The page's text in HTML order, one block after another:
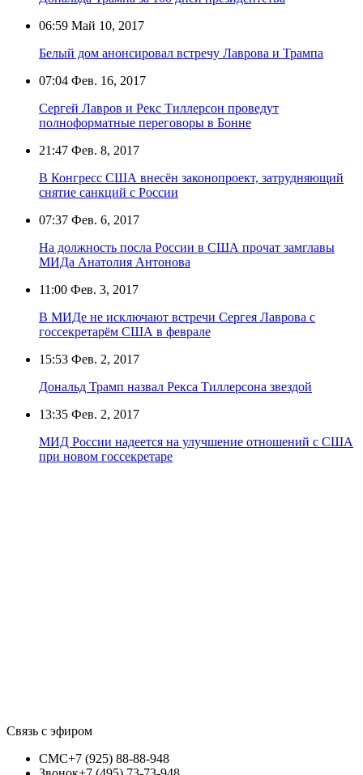
06:59 Май 10, 2017
Белый дом анонсировал встречу Лаврова и Трампа
07:04 Фев. 16, 2017
Сергей Лавров и Рекс Тиллерсон проведут
полноформатные переговоры в Бонне
21:47 Фев. 8, 2017
В Конгресс США внесён законопроект, затрудняющий
снятие санкций с России
07:37 Фев. 6, 2017
На должность посла России в США прочат замглавы
МИДа Анатолия Антонова
11:00 Фев. 3, 2017
В МИДе не исключают встречи Сергея Лаврова с
госсекретарём США в феврале
15:53 Фев. 2, 2017
Дональд Трамп назвал Рекса Тиллерсона звездой
13:35 Фев. 2, 2017
МИД России надеется на улучшение отношений с США
при новом госсекретаре
Связь с эфиром
СМС+7 (925) 88-88-948